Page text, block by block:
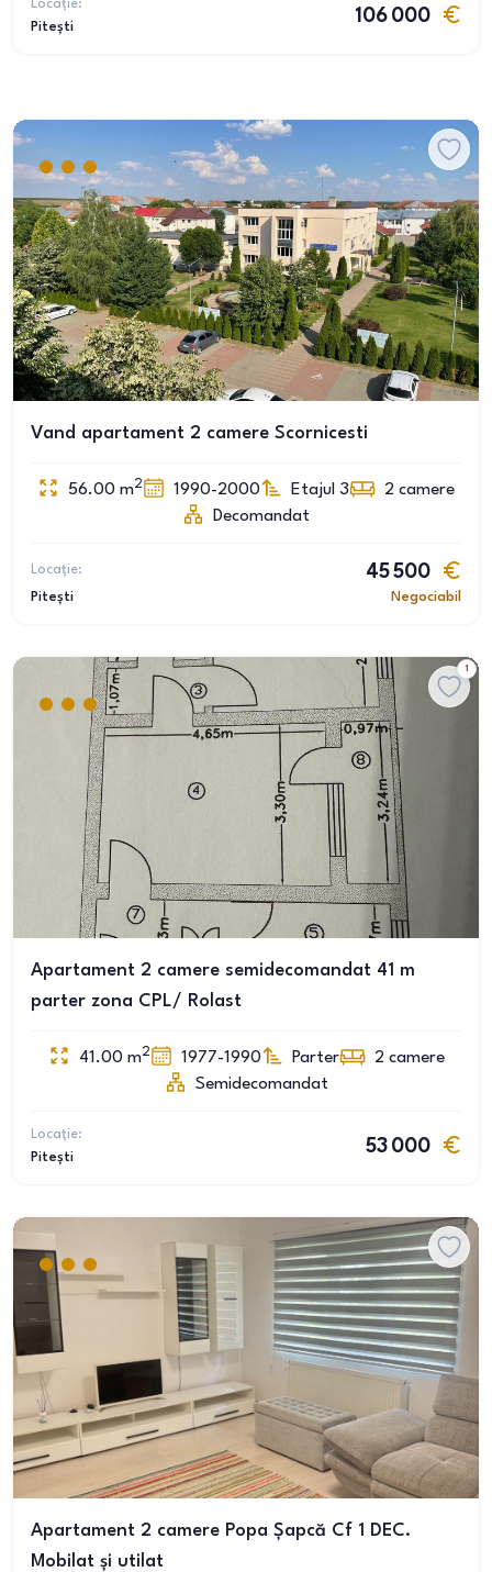
Locație:
Pitești
106 000
Vand apartament 2 camere Scornicesti
56.00 m2 1990-2000 Etajul 3 2 camere
Decomandat
Locație:
Pitești
45 500
Negociabil
1
Apartament 2 camere semidecomandat 41 m
parter zona CPL/ Rolast
41.00 m2 1977-1990 Parter 2 camere
Semidecomandat
Locație:
Pitești
53 000
Apartament 2 camere Popa Șapcă Cf 1 DEC.
Mobilat și utilat